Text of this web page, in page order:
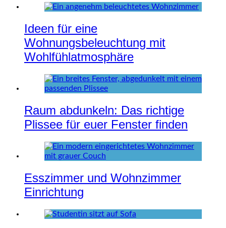
Ideen für eine
Wohnungsbeleuchtung mit
Wohlfühlatmosphäre
Raum abdunkeln: Das richtige
Plissee für euer Fenster finden
Esszimmer und Wohnzimmer
Einrichtung